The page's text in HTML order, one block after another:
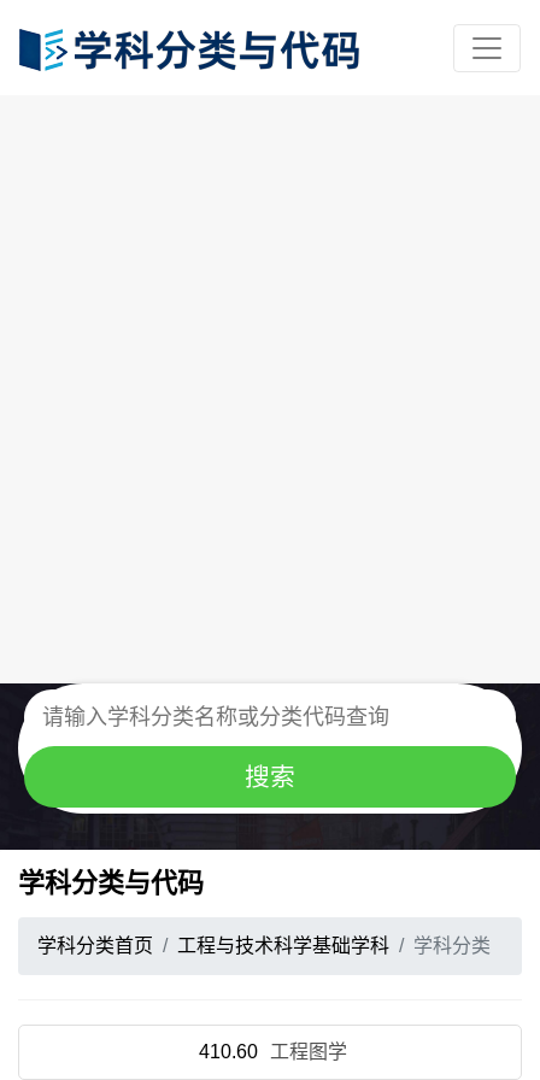
学科分类与代码
学科分类首页 工程与技术科学基础学科 学科分类
410.60 工程图学